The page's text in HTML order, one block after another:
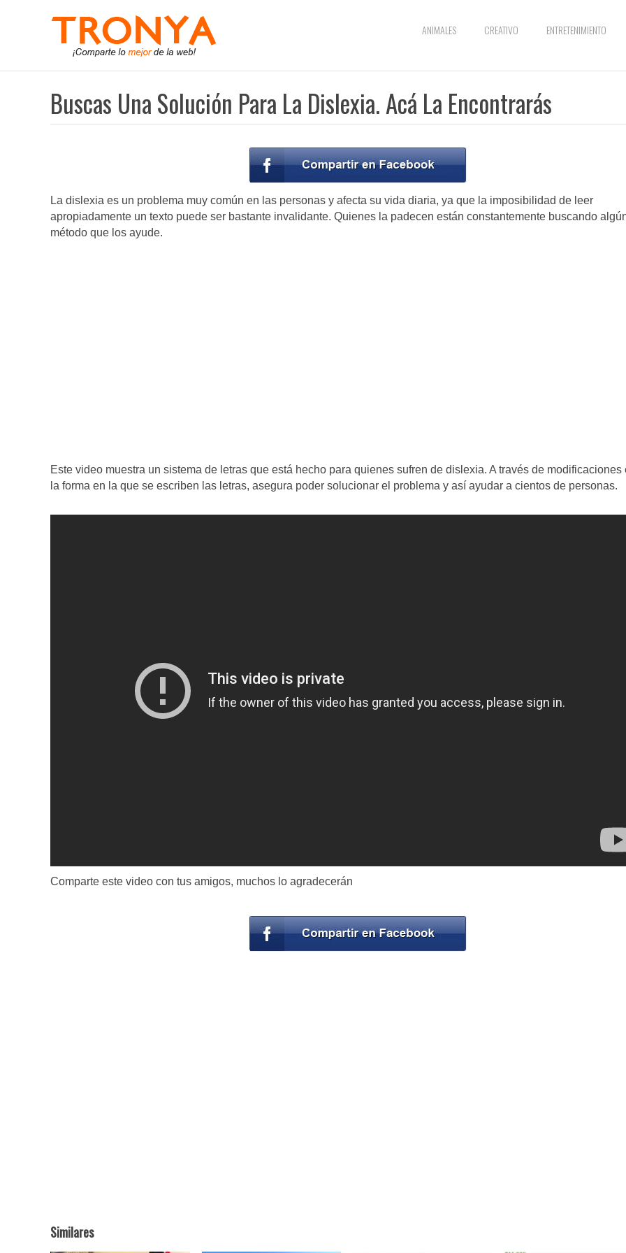
ANIMALES CREATIVO ENTRETENIMIENTO
Buscas Una Solución Para La Dislexia. Acá La Encontrarás
La dislexia es un problema muy común en las personas y afecta su vida diaria, ya que la imposibilidad de leer
apropiadamente un texto puede ser bastante invalidante. Quienes la padecen están constantemente buscando
método que los ayude.
Este video muestra un sistema de letras que está hecho para quienes sufren de dislexia. A través de modificaciones
la forma en la que se escriben las letras, asegura poder solucionar el problema y así ayudar a cientos de personas.
Comparte este video con tus amigos, muchos lo agradecerán
Similares